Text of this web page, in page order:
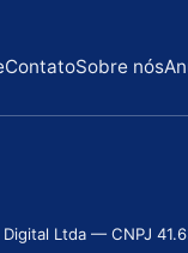
ContatoSobre nós
Ltda — CNPJ